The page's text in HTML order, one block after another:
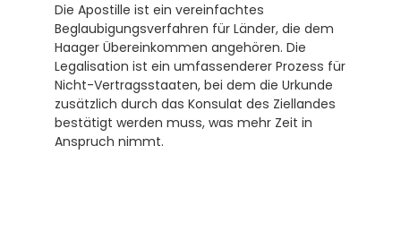
Die Apostille ist ein vereinfachtes
Beglaubigungsverfahren für Länder, die dem
Haager Übereinkommen angehören. Die
Legalisation ist ein umfassenderer Prozess für
Nicht-Vertragsstaaten, bei dem die Urkunde
zusätzlich durch das Konsulat des Ziellandes
bestätigt werden muss, was mehr Zeit in
Anspruch nimmt.